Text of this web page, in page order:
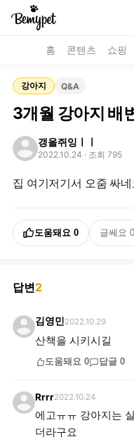
홈 콘텐츠 쇼핑
강아지 Q&A
3개월 강아지 배
갱올쥐잉ㅣㅣ
2022.10.24 · 조회 795
집 여기저기서 오줌 싸
도움돼요 0 글쎄요 0
답변2
김영민 2022.10.29
산책을 시키시길
도움돼요 0 답글 0
Rrrr2022.10.24
에고ㅠㅠ 강아지는
더라구요